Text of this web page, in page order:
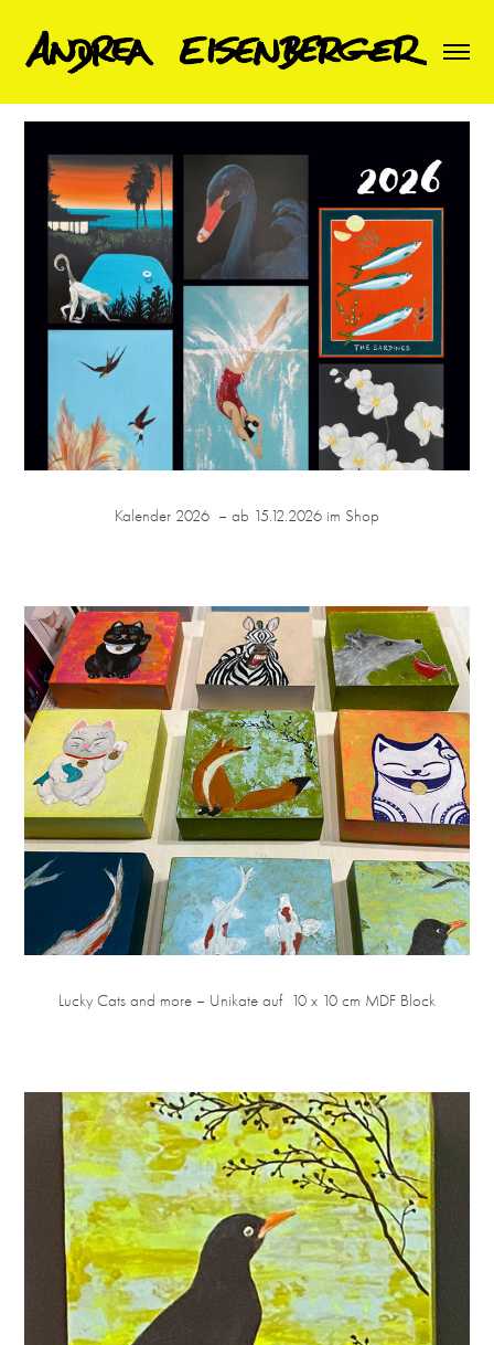
Kalender 2026  – ab 15.12.2026 im Shop
Lucky Cats and more – Unikate auf  10 x 10 cm MDF Block